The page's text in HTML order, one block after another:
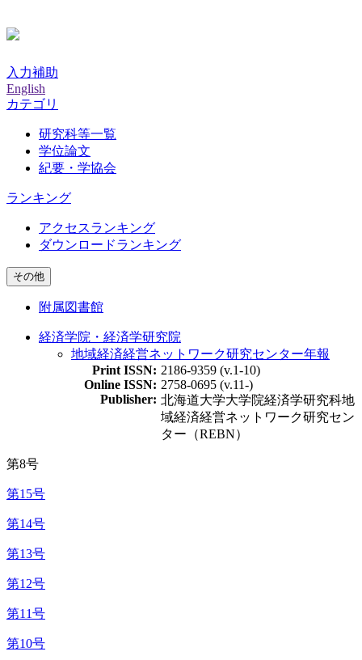
入力補助
English
カテゴリ
研究科等一覧
学位論文
紀要・学協会
ランキング
アクセスランキング
ダウンロードランキング
その他
附属図書館
経済学院・経済学研究院
地域経済経営ネットワーク研究センター年報
Print ISSN: 2186-9359 (v.1-10)
Online ISSN: 2758-0695 (v.11-)
Publisher: 北海道大学大学院経済学研究科地
域経済経営ネットワーク研究セン
ター（REBN）
第8号
第15号
第14号
第13号
第12号
第11号
第10号